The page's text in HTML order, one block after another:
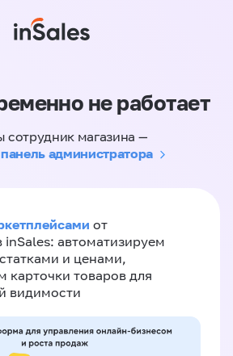
не работает
сотрудник магазина —
администратора
от
inSales: автоматизируем
и ценами,
карточки товаров для
видимости